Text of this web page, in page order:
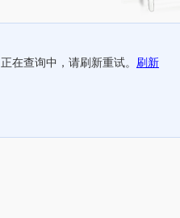
正在查询中，请刷新重试。 刷新